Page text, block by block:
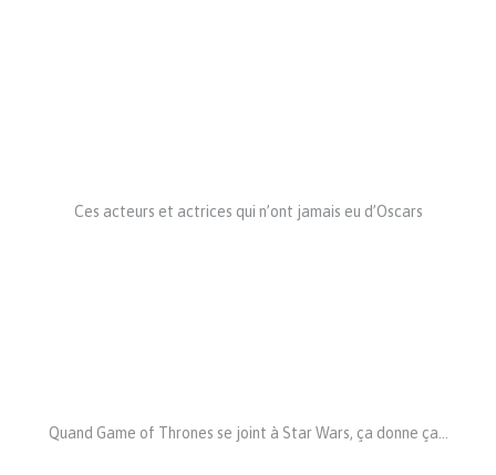
Ces acteurs et actrices qui n’ont jamais eu d’Oscars
Quand Game of Thrones se joint à Star Wars, ça donne ça…